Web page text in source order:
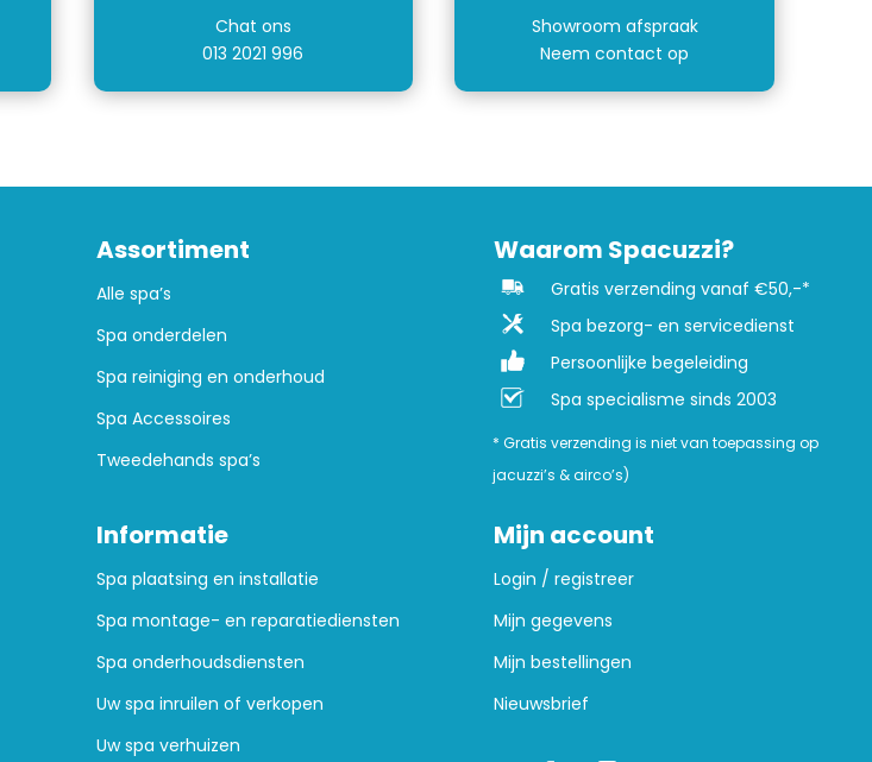
Chat ons
013 2021 996
Showroom afspraak
Neem contact op
Assortiment
Alle spa’s
Spa onderdelen
Spa reiniging en onderhoud
Spa Accessoires
Tweedehands spa’s
Waarom Spacuzzi?
Gratis verzending vanaf €50,-*
Spa bezorg- en servicedienst
Persoonlijke begeleiding
Spa specialisme sinds 2003
* Gratis verzending is niet van toepassing op
jacuzzi’s & airco’s)
Informatie
Spa plaatsing en installatie
Spa montage- en reparatiediensten
Spa onderhoudsdiensten
Uw spa inruilen of verkopen
Uw spa verhuizen
Mijn account
Login / registreer
Mijn gegevens
Mijn bestellingen
Nieuwsbrief